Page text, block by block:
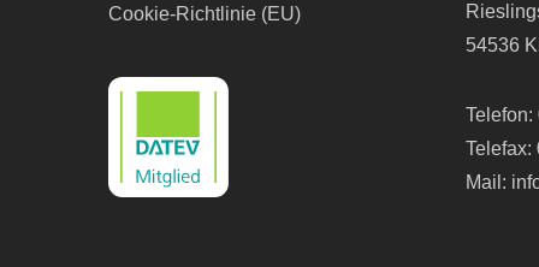
Cookie-Richtlinie (EU)
54536
Telefon:
Telefax:
Mail: